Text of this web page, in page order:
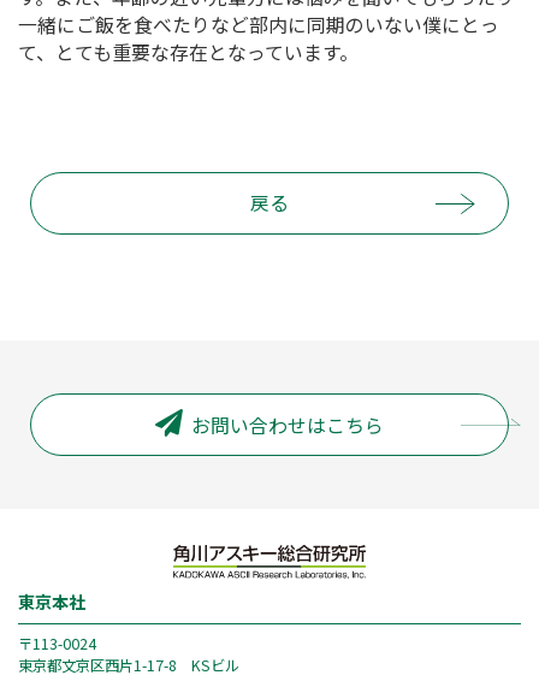
一緒にご飯を食べたりなど部内に同期のいない僕にとっ
て、とても重要な存在となっています。
戻る
お問い合わせはこちら
東京本社
〒113-0024
東京都文京区西片1-17-8 KSビル